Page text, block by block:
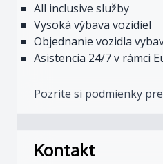
All inclusive služby
Vysoká výbava vozidiel
Objednanie vozidla
Asistencia 24/7 v rámci
Pozrite si podmienky
Kontakt